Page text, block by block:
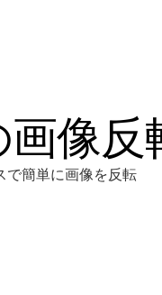
像反
で簡単に画像を反転